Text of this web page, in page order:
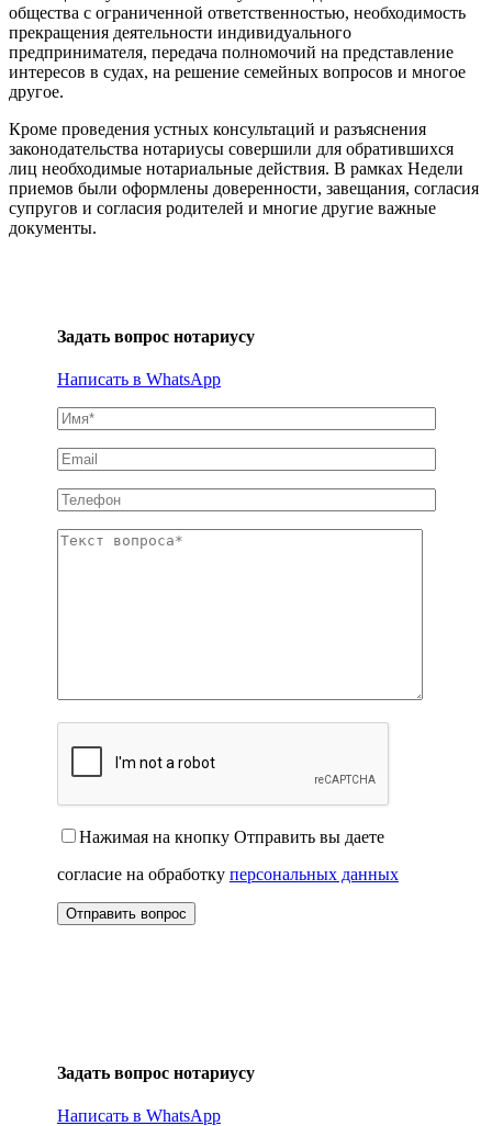
общества с ограниченной ответственностью, необходимость
прекращения деятельности индивидуального
предпринимателя, передача полномочий на представление
интересов в судах, на решение семейных вопросов и многое
другое.
Кроме проведения устных консультаций и разъяснения
законодательства нотариусы совершили для обратившихся
лиц необходимые нотариальные действия. В рамках Недели
приемов были оформлены доверенности, завещания, согласия
супругов и согласия родителей и многие другие важные
документы.
Задать вопрос нотариусу
Написать в WhatsApp
Нажимая на кнопку Отправить вы даете
согласие на обработку персональных данных
Задать вопрос нотариусу
Написать в WhatsApp